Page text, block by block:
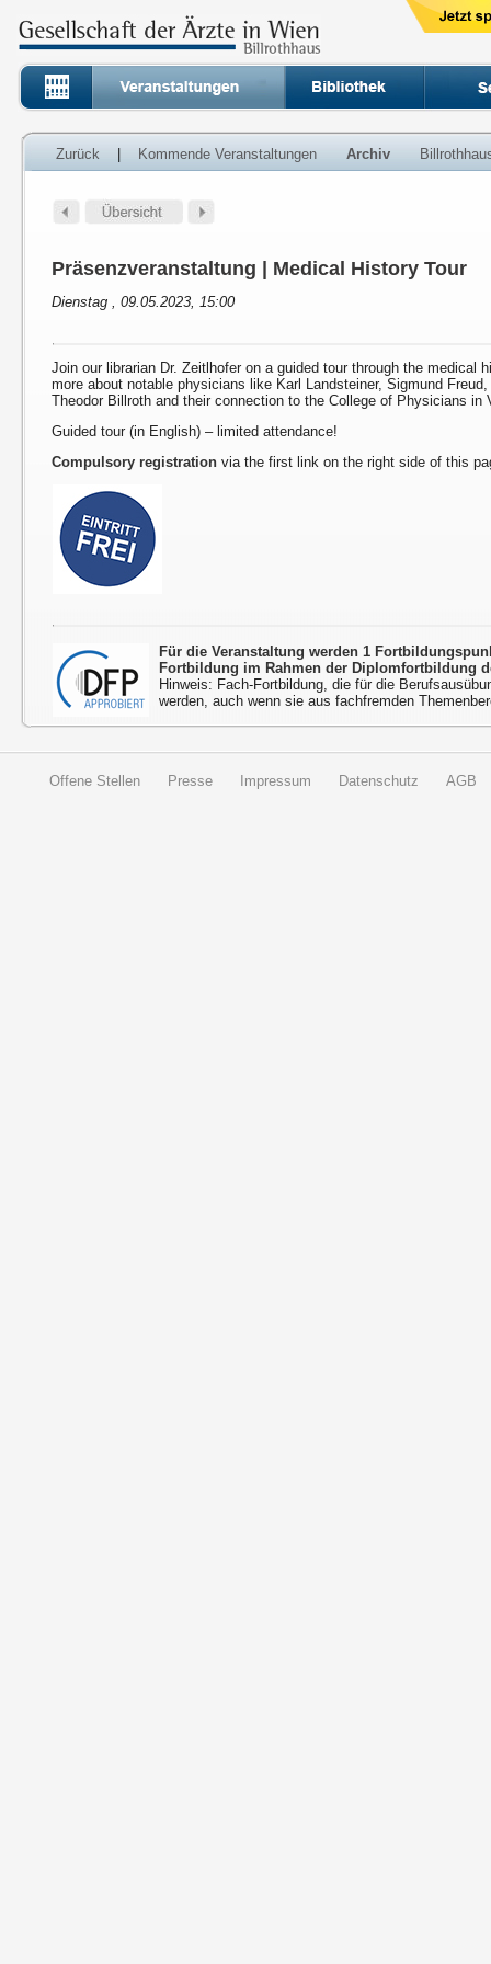
Zurück Kommende Veranstaltungen Archiv
Präsenzveranstaltung | Medical History Tour
Dienstag , 09.05.2023, 15:00
Join our librarian Dr. Zeitlhofer on a guided tour through the medical
more about notable physicians like Karl Landsteiner, Sigmund
Theodor Billroth and their connection to the College of Physicians in
Guided tour (in English) – limited attendance!
Compulsory registration via the first link on the right side of this
Für die Veranstaltung werden 1
Fortbildung im Rahmen der Diplomfortbildung
Hinweis: Fach-Fortbildung, die für die
werden, auch wenn sie aus fachfremden
Offene Stellen Presse Impressum Datenschutz AGB